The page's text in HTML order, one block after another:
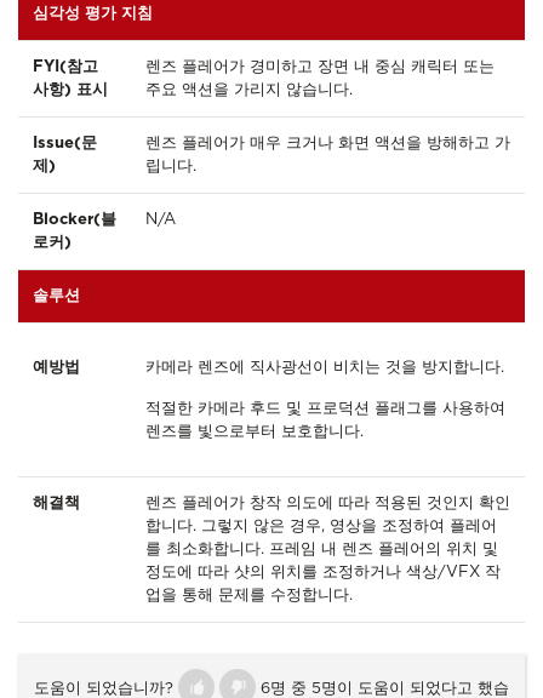
심각성 평가 지침
FYI(참고
사항) 표시
렌즈 플레어가 경미하고 장면 내 중심 캐릭터 또는
주요 액션을 가리지 않습니다.
Issue(문
제)
렌즈 플레어가 매우 크거나 화면 액션을 방해하고 가
립니다.
Blocker(블
로커)
N/A
솔루션
예방법 카메라 렌즈에 직사광선이 비치는 것을 방지합니다.
적절한 카메라 후드 및 프로덕션 플래그를 사용하여
렌즈를 빛으로부터 보호합니다.
해결책
렌즈 플레어가 창작 의도에 따라 적용된 것인지 확인
합니다. 그렇지 않은 경우, 영상을 조정하여 플레어
를 최소화합니다. 프레임 내 렌즈 플레어의 위치 및
정도에 따라 샷의 위치를 조정하거나 색상/VFX 작
업을 통해 문제를 수정합니다.
도움이 되었습니까?
6명 중 5명이 도움이 되었다고 했습